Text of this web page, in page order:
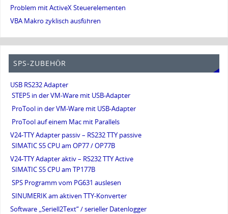
Problem mit ActiveX Steuerelementen
VBA Makro zyklisch ausführen
SPS-ZUBEHÖR
USB RS232 Adapter
STEP5 in der VM-Ware mit USB-Adapter
ProTool in der VM-Ware mit USB-Adapter
ProTool auf einem Mac mit Parallels
V24-TTY Adapter passiv – RS232 TTY passive
SIMATIC S5 CPU am OP77 / OP77B
V24-TTY Adapter aktiv – RS232 TTY Active
SIMATIC S5 CPU am TP177B
SPS Programm vom PG631 auslesen
SINUMERIK am aktiven TTY-Konverter
Software „Seriell2Text“ / serieller Datenlogger